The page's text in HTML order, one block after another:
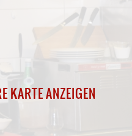
KARTE ANZEIGEN